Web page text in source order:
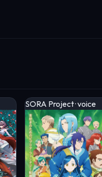
SORA Project · voice